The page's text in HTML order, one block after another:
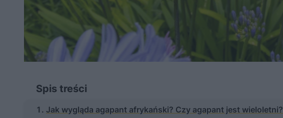
Spis treści
Jak wygląda agapant afrykański? Czy agapant jest wieloletni?